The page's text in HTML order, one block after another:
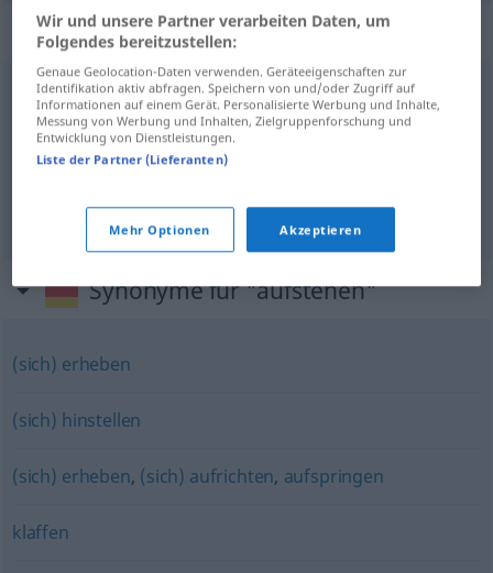
Beispielsätze für "aufstehen"
mit dem linken Fußaufstehen FIG
ustatilijevom nogom
lijevu nogu
Synonyme für "aufstehen"
(sich) erheben
(sich) hinstellen
(sich) erheben, (sich) aufrichten, aufspringen
klaffen
Wir und unsere Partner verarbeiten Daten, um
Folgendes bereitzustellen:
Genaue Geolocation-Daten verwenden. Geräteeigenschaften zur
Identifikation aktiv abfragen. Speichern von und/oder Zugriff auf
Informationen auf einem Gerät. Personalisierte Werbung und Inhalte,
Messung von Werbung und Inhalten, Zielgruppenforschung und
Entwicklung von Dienstleistungen.
Liste der Partner (Lieferanten)
Mehr Optionen Akzeptieren